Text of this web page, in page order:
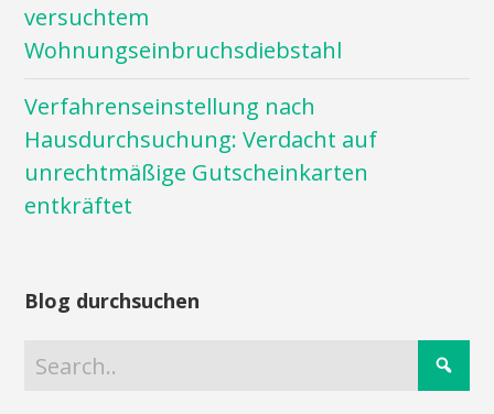
versuchtem
Wohnungseinbruchsdiebstahl
Verfahrenseinstellung nach
Hausdurchsuchung: Verdacht auf
unrechtmäßige Gutscheinkarten
entkräftet
Blog durchsuchen